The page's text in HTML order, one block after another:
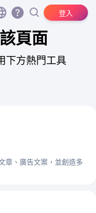
登入
免費 tokens！
頁面
下方熱門工具
章、廣告文案，並創造多